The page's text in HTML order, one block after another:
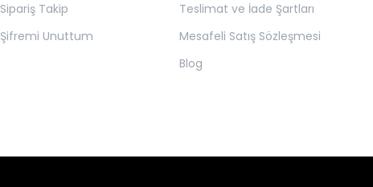
Sipariş Takip
Şifremi Unuttum
Teslimat ve İade Şartları
Mesafeli Satış Sözleşmesi
Blog